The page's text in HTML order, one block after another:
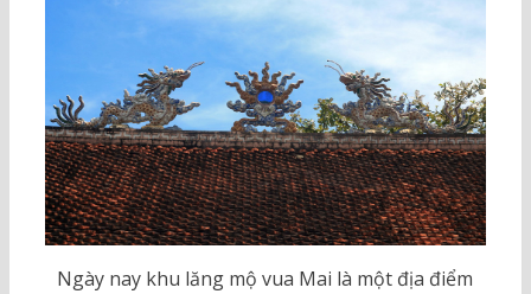
Ngày nay khu lăng mộ vua Mai là một địa điểm